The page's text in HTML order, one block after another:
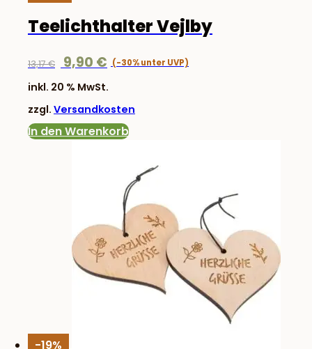
Teelichthalter Vejlby
13,17€
Ursprünglicher
war:
13,17 €
9,90 €
inkl. 20 % MwSt.
zzgl. Versandkosten
In den Warenkorb
-19%